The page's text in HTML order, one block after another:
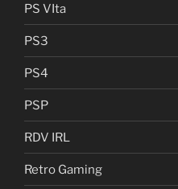
PS VIta
PS3
PS4
PSP
RDV IRL
Retro Gaming